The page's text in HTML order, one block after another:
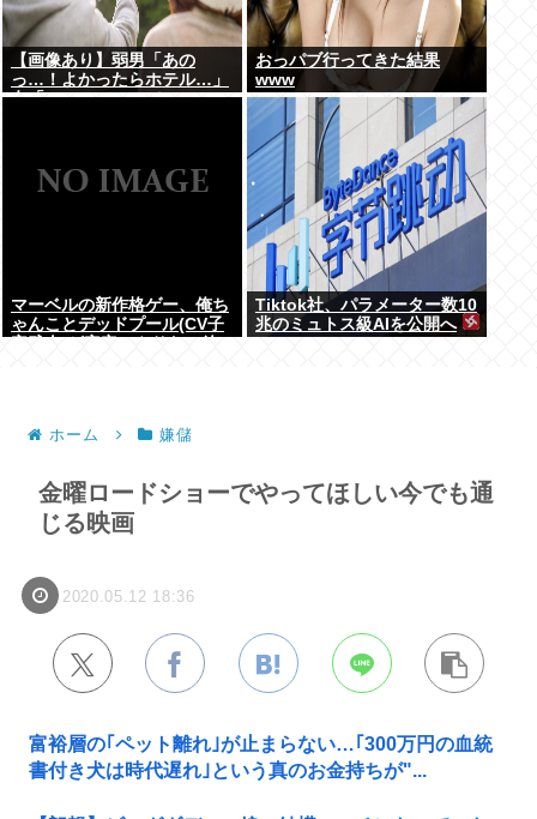
【画像あり】弱男「あの
っ…！よかったらホテル…」
女「ぷっwww」⇒！
おっパブ行ってきた結果
www
マーベルの新作格ゲー、俺ち
ゃんことデッドプール(CV子
Tiktok社、パラメーター数10
兆のミュトス級AIを公開へ
ホーム 嫌儲
金曜ロードショーでやってほしい今でも通
じる映画
2020.05.12 18:36
富裕層の｢ペット離れ｣が止まらない…｢300万円の血統
書付き犬は時代遅れ｣という真のお金持ちが"...